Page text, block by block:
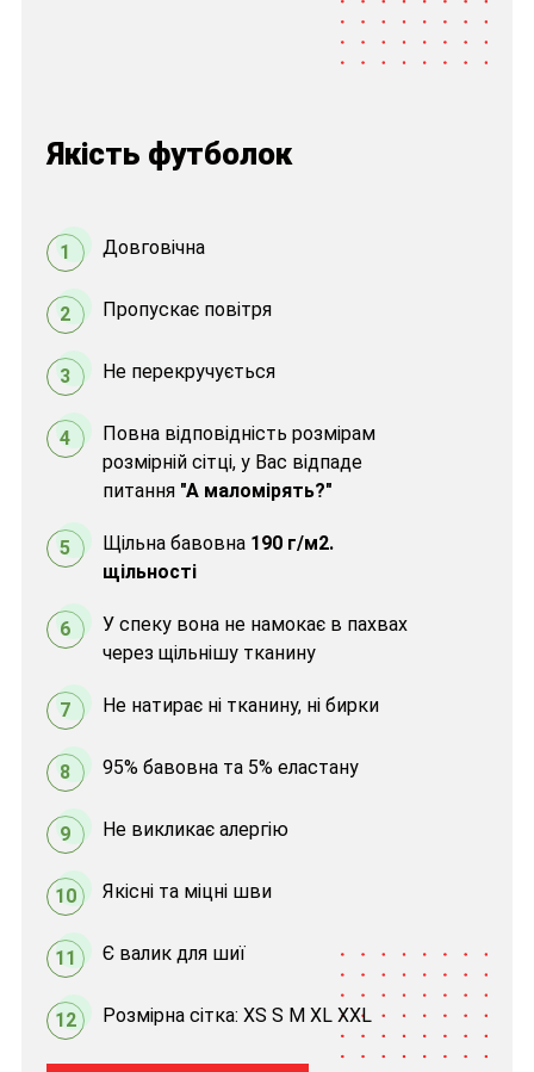
Якість футболок
1 Довговічна
2 Пропускає повітря
3 Не перекручується
4
Повна відповідність розмірам
розмірній сітці, у Вас відпаде
питання "А маломірять?"
5 Щільна бавовна 190 г/м2.
щільності
6
У спеку вона не намокає в пахвах
через щільнішу тканину
7 Не натирає ні тканину, ні бирки
8 95% бавовна та 5% еластану
9 Не викликає алергію
10 Якісні та міцні шви
11 Є валик для шиї
12 Розмірна сітка: XS S M XL XXL